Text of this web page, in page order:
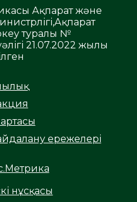
Ақпарат және
туралы №
21.07.2022 жылы
ережелері
нұсқасы